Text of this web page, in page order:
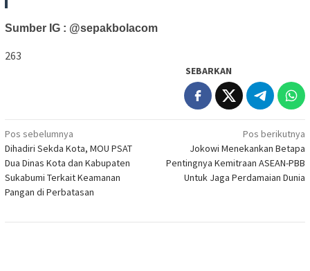
Sumber IG : @sepakbolacom
263
SEBARKAN
Navigasi
pos
Pos sebelumnya
Dihadiri Sekda Kota, MOU PSAT
Dua Dinas Kota dan Kabupaten
Sukabumi Terkait Keamanan
Pangan di Perbatasan
Pos berikutnya
Jokowi Menekankan Betapa
Pentingnya Kemitraan ASEAN-PBB
Untuk Jaga Perdamaian Dunia